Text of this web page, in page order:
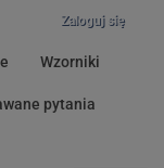
Zaloguj się
Wzorniki
pytania